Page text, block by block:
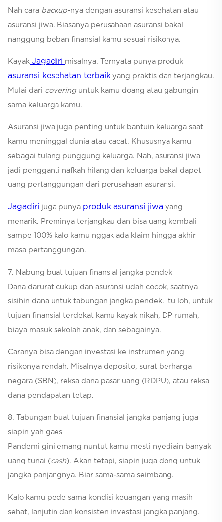
Nah cara backup-nya dengan asuransi kesehatan atau
asuransi jiwa. Biasanya perusahaan asuransi bakal
nanggung beban finansial kamu sesuai risikonya.
Kayak Jagadiri misalnya. Ternyata punya produk
asuransi kesehatan terbaik yang praktis dan terjangkau.
Mulai dari covering untuk kamu doang atau gabungin
sama keluarga kamu.
Asuransi jiwa juga penting untuk bantuin keluarga saat
kamu meninggal dunia atau cacat. Khususnya kamu
sebagai tulang punggung keluarga. Nah, asuransi jiwa
jadi pengganti nafkah hilang dan keluarga bakal dapet
uang pertanggungan dari perusahaan asuransi.
Jagadiri juga punya produk asuransi jiwa yang
menarik. Preminya terjangkau dan bisa uang kembali
sampe 100% kalo kamu nggak ada klaim hingga akhir
masa pertanggungan.
7. Nabung buat tujuan finansial jangka pendek
Dana darurat cukup dan asuransi udah cocok, saatnya
sisihin dana untuk tabungan jangka pendek. Itu loh, untuk
tujuan finansial terdekat kamu kayak nikah, DP rumah,
biaya masuk sekolah anak, dan sebagainya.
Caranya bisa dengan investasi ke instrumen yang
risikonya rendah. Misalnya deposito, surat berharga
negara (SBN), reksa dana pasar uang (RDPU), atau reksa
dana pendapatan tetap.
8. Tabungan buat tujuan finansial jangka panjang juga
siapin yah gaes
Pandemi gini emang nuntut kamu mesti nyediain banyak
uang tunai (cash). Akan tetapi, siapin juga dong untuk
jangka panjangnya. Biar sama-sama seimbang.
Kalo kamu pede sama kondisi keuangan yang masih
sehat, lanjutin dan konsisten investasi jangka panjang.